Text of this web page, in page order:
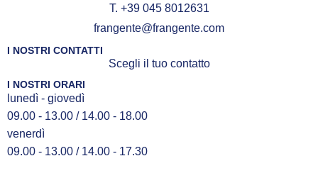
T. +39 045 8012631
frangente@frangente.com
I NOSTRI CONTATTI
Scegli il tuo contatto
I NOSTRI ORARI
lunedì - giovedì
09.00 - 13.00 / 14.00 - 18.00
venerdì
09.00 - 13.00 / 14.00 - 17.30